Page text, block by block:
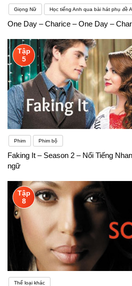
Giọng Nữ Học tiếng Anh qua bài hát phụ đề
One Day – Charice – One Day –
Tập
5
Phim Phim bộ
Faking It – Season 2 – Nổi Tiếng
ngữ
Tập
8
Thể loại khác